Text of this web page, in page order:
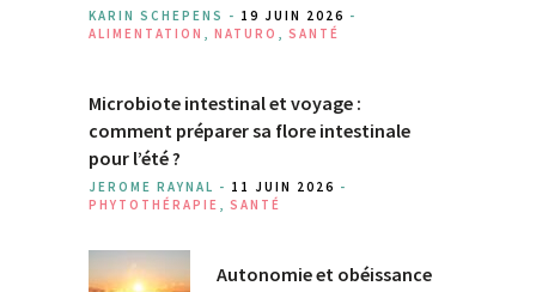
KARIN SCHEPENS - 19 JUIN 2026 -
ALIMENTATION
NATURO SANTÉ
Microbiote intestinal et voyage :
comment préparer sa flore intestinale
pour l’été ?
JEROME RAYNAL - 11 JUIN 2026 -
PHYTOTHÉRAPIE
SANTÉ
Autonomie et obéissance